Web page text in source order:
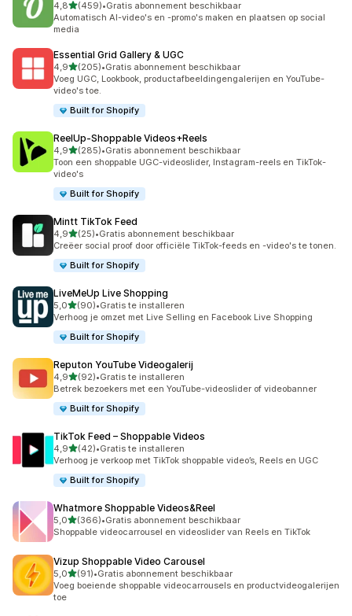
4,8van 5 sterren
(459)
459 recensies in totaal
•Gratis abonnement beschikbaar
Automatisch AI-video's en -promo's maken en plaatsen op social
media
Essential Grid Gallery & UGC
4,9van 5 sterren
(205)
205 recensies in totaal
•Gratis abonnement beschikbaar
Voeg UGC, Lookbook, productafbeeldingengalerijen en YouTube-
video's toe.
Built for Shopify
ReelUp‑Shoppable Videos+Reels
4,9van 5 sterren
(285)
285 recensies in totaal
•Gratis abonnement beschikbaar
Toon een shoppable UGC-videoslider, Instagram-reels en TikTok-
video's
Built for Shopify
Mintt TikTok Feed
4,9van 5 sterren
(25)
25 recensies in totaal
•Gratis abonnement beschikbaar
Creëer social proof door officiële TikTok-feeds en -video's te tonen.
Built for Shopify
LiveMeUp Live Shopping
5,0van 5 sterren
(90)
90 recensies in totaal
•Gratis te installeren
Verhoog je omzet met Live Selling en Facebook Live Shopping
Built for Shopify
Reputon YouTube Videogalerij
4,9van 5 sterren
(92)
92 recensies in totaal
•Gratis te installeren
Betrek bezoekers met een YouTube-videoslider of videobanner
Built for Shopify
TikTok Feed – Shoppable Videos
4,9van 5 sterren
(42)
42 recensies in totaal
•Gratis te installeren
Verhoog je verkoop met TikTok shoppable video’s, Reels en UGC
Built for Shopify
Whatmore Shoppable Videos&Reel
5,0van 5 sterren
(366)
366 recensies in totaal
•Gratis abonnement beschikbaar
Shoppable videocarrousel en videoslider van Reels en TikTok
Vizup Shoppable Video Carousel
5,0van 5 sterren
(91)
91 recensies in totaal
•Gratis abonnement beschikbaar
Voeg boeiende shoppable videocarrousels en productvideogalerijen
toe